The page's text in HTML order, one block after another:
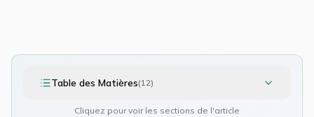
Table des Matières(12)
Cliquez pour voir les sections de l'article